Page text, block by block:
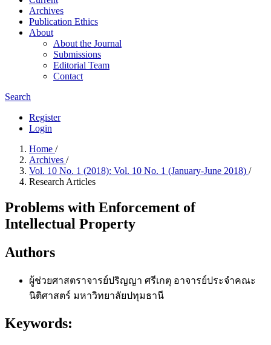
Archives
Publication Ethics
About
About the Journal
Submissions
Editorial Team
Contact
Search
Register
Login
Home /
Archives /
Vol. 10 No. 1 (2018): Vol. 10 No. 1 (January-June 2018) /
Research Articles
Problems with Enforcement of
Intellectual Property
Authors
ผู้ช่วยศาสตราจารย์ปริญญา ศรีเกตุ อาจารย์ประจำคณะ
นิติศาสตร์ มหาวิทยาลัยปทุมธานี
Keywords: